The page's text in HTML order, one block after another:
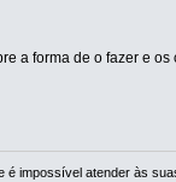
a forma de o fazer e os
impossível atender às